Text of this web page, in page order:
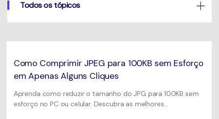
Usuários educacionais desfrutam
Usuários de Filmes
Usuários de DVD
Usuários de Redes Sociais
Usuários de Mac
Todas as informações que você precisa para usar o
UniConverter.
Vídeo Tutorial
UniConverter.
Uma lista de todos os formatos, dispositivos e GPUs
suportados pelo UniConverter.
Pesquisar
Todos os tópicos
Como Comprimir JPEG para 100KB sem Esforço
em Apenas Alguns Cliques
Aprenda como reduzir o tamanho do JPG para 100KB sem
esforço no PC ou celular. Descubra as melhores